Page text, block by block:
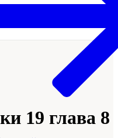
19 глава 8